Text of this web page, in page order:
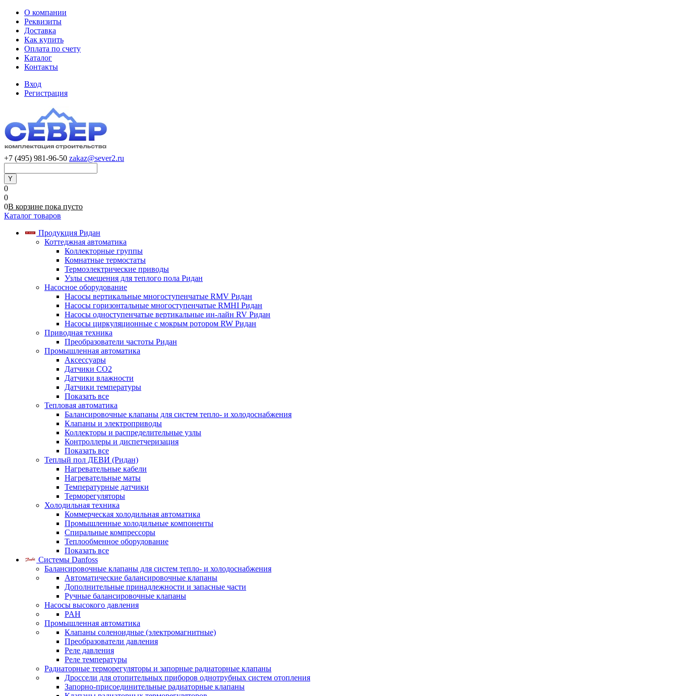
О компании
Реквизиты
Доставка
Как купить
Оплата по счету
Каталог
Контакты
Вход
Регистрация
+7 (495) 981-96-50 zakaz@sever2.ru
0
0
0В корзине пока пусто
Каталог товаров
Продукция Ридан
Коттеджная автоматика
Коллекторные группы
Комнатные термостаты
Термоэлектрические приводы
Узлы смешения для теплого пола Ридан
Насосное оборудование
Насосы вертикальные многоступенчатые RMV Ридан
Насосы горизонтальные многоступенчатые RMHI Ридан
Насосы одноступенчатые вертикальные ин-лайн RV Ридан
Насосы циркуляционные с мокрым ротором RW Ридан
Приводная техника
Преобразователи частоты Ридан
Промышленная автоматика
Аксессуары
Датчики CO2
Датчики влажности
Датчики температуры
Показать все
Тепловая автоматика
Балансировочные клапаны для систем тепло- и холодоснабжения
Клапаны и электроприводы
Коллекторы и распределительные узлы
Контроллеры и диспетчеризация
Показать все
Теплый пол ДЕВИ (Ридан)
Нагревательные кабели
Нагревательные маты
Температурные датчики
Терморегуляторы
Холодильная техника
Коммерческая холодильная автоматика
Промышленные холодильные компоненты
Спиральные компрессоры
Теплообменное оборудование
Показать все
Системы Danfoss
Балансировочные клапаны для систем тепло- и холодоснабжения
Автоматические балансировочные клапаны
Дополнительные принадлежности и запасные части
Ручные балансировочные клапаны
Насосы высокого давления
PAH
Промышленная автоматика
Клапаны соленоидные (электромагнитные)
Преобразователи давления
Реле давления
Реле температуры
Радиаторные терморегуляторы и запорные радиаторные клапаны
Дроссели для отопительных приборов однотрубных систем отопления
Запорно-присоединительные радиаторные клапаны